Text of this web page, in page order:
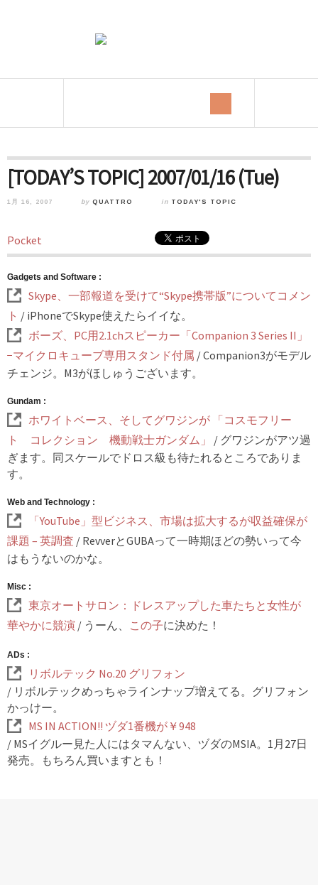
[TODAY’S TOPIC] 2007/01/16 (Tue)
1月 16, 2007 by QUATTRO in TODAY'S TOPIC
Pocket
Gadgets and Software :
Skype、一部報道を受けて“Skype携帯版”についてコメン
ト / iPhoneでSkype使えたらイイな。
ボーズ、PC用2.1chスピーカー「Companion 3 Series II」
−マイクロキューブ専用スタンド付属 / Companion3がモデル
チェンジ。M3がほしゅうございます。
Gundam :
ホワイトベース、そしてグワジンが 「コスモフリー
ト コレクション 機動戦士ガンダム」
/ グワジンがアツ過
ぎます。同スケールでドロス級も待たれるところでありま
す。
Web and Technology :
「YouTube」型ビジネス、市場は拡大するが収益確保が
課題 – 英調査 / RevverとGUBAって一時期ほどの勢いって今
はもうないのかな。
Misc :
東京オートサロン：ドレスアップした車たちと女性が
華やかに競演 / うーん、 この子に決めた！
ADs :
リボルテック No.20 グリフォン
/ リボルテックめっちゃラインナップ増えてる。グリフォン
かっけー。
MS IN ACTION!! ヅダ1番機が￥948
/ MSイグルー見た人にはタマんない、ヅダのMSIA。1月27日
発売。もちろん買いますとも！